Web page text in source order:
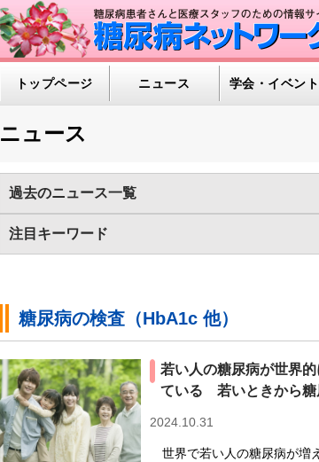
トップページ ニュース 学会・イベント
ニュース
過去のニュース一覧
2025年 2024年
2012年
2011年 2010年 2009年 2008年
注目キーワード
医薬品/インスリン（648)
新型コロナと糖尿病（
糖尿病の検査（HbA1c 他）
若い人の糖尿病が世界
ている 若いときから糖
2024.10.31
世界で若い人の糖尿病が増